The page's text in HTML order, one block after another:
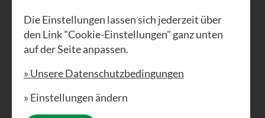
Die Einstellungen lassen sich jederzeit über
den Link "Cookie-Einstellungen" ganz unten
auf der Seite anpassen.
» Unsere Datenschutzbedingungen
» Einstellungen ändern